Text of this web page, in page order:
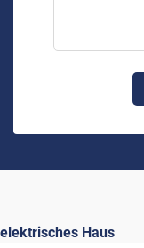
elektrisches Haus